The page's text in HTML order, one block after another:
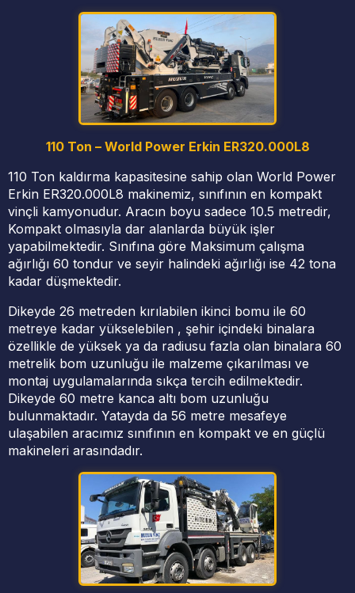
110 Ton – World Power Erkin ER320.000L8
110 Ton kaldırma kapasitesine sahip olan World Power
Erkin ER320.000L8 makinemiz, sınıfının en kompakt
vinçli kamyonudur. Aracın boyu sadece 10.5 metredir,
Kompakt olmasıyla dar alanlarda büyük işler
yapabilmektedir. Sınıfına göre Maksimum çalışma
ağırlığı 60 tondur ve seyir halindeki ağırlığı ise 42 tona
kadar düşmektedir.
Dikeyde 26 metreden kırılabilen ikinci bomu ile 60
metreye kadar yükselebilen , şehir içindeki binalara
özellikle de yüksek ya da radiusu fazla olan binalara 60
metrelik bom uzunluğu ile malzeme çıkarılması ve
montaj uygulamalarında sıkça tercih edilmektedir.
Dikeyde 60 metre kanca altı bom uzunluğu
bulunmaktadır. Yatayda da 56 metre mesafeye
ulaşabilen aracımız sınıfının en kompakt ve en güçlü
makineleri arasındadır.